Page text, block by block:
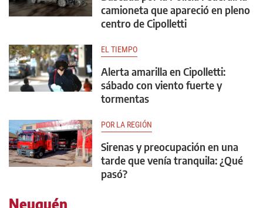
camioneta que apareció en pleno
centro de Cipolletti
EL TIEMPO
Alerta amarilla en Cipolletti:
sábado con viento fuerte y
tormentas
POR LA REGIÓN
Sirenas y preocupación en una
tarde que venía tranquila: ¿Qué
pasó?
Neuquén